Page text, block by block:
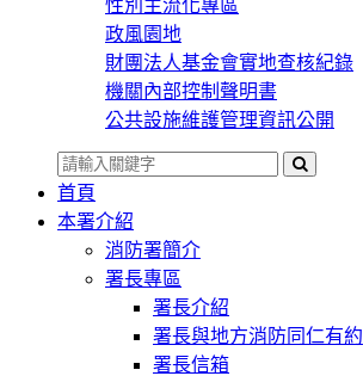
性別主流化專區
政風園地
財團法人基金會實地查核紀錄
機關內部控制聲明書
公共設施維護管理資訊公開
首頁
本署介紹
消防署簡介
署長專區
署長介紹
署長與地方消防同仁有約
署長信箱